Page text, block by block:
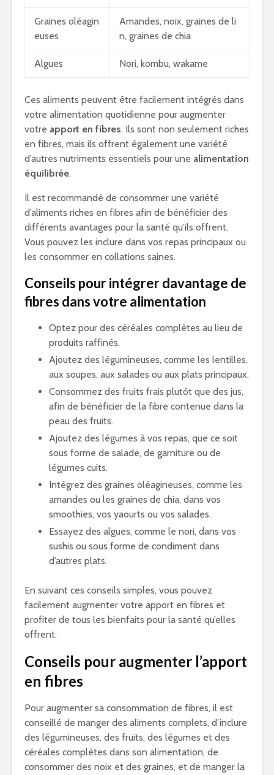
Graines oléagin
euses
Amandes, noix, graines de li
n, graines de chia
Algues Nori, kombu, wakame
Ces aliments peuvent être facilement intégrés dans
votre alimentation quotidienne pour augmenter
votre apport en fibres. Ils sont non seulement riches
en fibres, mais ils offrent également une variété
d’autres nutriments essentiels pour une alimentation
équilibrée.
Il est recommandé de consommer une variété
d’aliments riches en fibres afin de bénéficier des
différents avantages pour la santé qu’ils offrent.
Vous pouvez les inclure dans vos repas principaux ou
les consommer en collations saines.
Conseils pour intégrer davantage de
fibres dans votre alimentation
Optez pour des céréales complètes au lieu de
produits raffinés.
Ajoutez des légumineuses, comme les lentilles,
aux soupes, aux salades ou aux plats principaux.
Consommez des fruits frais plutôt que des jus,
afin de bénéficier de la fibre contenue dans la
peau des fruits.
Ajoutez des légumes à vos repas, que ce soit
sous forme de salade, de garniture ou de
légumes cuits.
Intégrez des graines oléagineuses, comme les
amandes ou les graines de chia, dans vos
smoothies, vos yaourts ou vos salades.
Essayez des algues, comme le nori, dans vos
sushis ou sous forme de condiment dans
d’autres plats.
En suivant ces conseils simples, vous pouvez
facilement augmenter votre apport en fibres et
profiter de tous les bienfaits pour la santé qu’elles
offrent.
Conseils pour augmenter l’apport
en fibres
Pour augmenter sa consommation de fibres, il est
conseillé de manger des aliments complets, d’inclure
des légumineuses, des fruits, des légumes et des
céréales complètes dans son alimentation, de
consommer des noix et des graines, et de manger la